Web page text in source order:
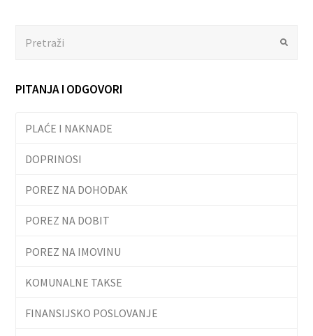
Submit
PITANJA I ODGOVORI
PLAĆE I NAKNADE
DOPRINOSI
POREZ NA DOHODAK
POREZ NA DOBIT
POREZ NA IMOVINU
KOMUNALNE TAKSE
FINANSIJSKO POSLOVANJE